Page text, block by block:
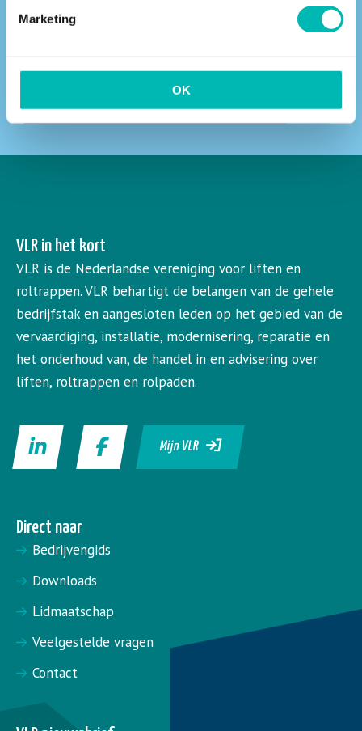
Marketing
OK
VLR in het kort
VLR is de Nederlandse vereniging voor liften en
roltrappen. VLR behartigt de belangen van de gehele
bedrijfstak en aangesloten leden op het gebied van de
vervaardiging, installatie, modernisering, reparatie en
het onderhoud van, de handel in en advisering over
liften, roltrappen en rolpaden.
Mijn VLR
Direct naar
Bedrijvengids
Downloads
Lidmaatschap
Veelgestelde vragen
Contact